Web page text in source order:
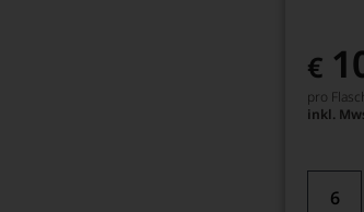
€
pro
inkl.